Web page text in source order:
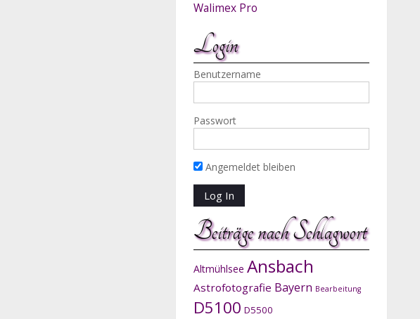
Walimex Pro
Login
Benutzername
Passwort
Angemeldet bleiben
Beiträge nach Schlagwort
Altmühlsee Ansbach
Astrofotografie Bayern Bearbeitung
D5100 D5500